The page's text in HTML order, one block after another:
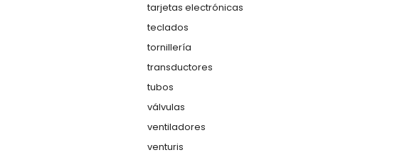
tarjetas electrónicas
teclados
tornillería
transductores
tubos
válvulas
ventiladores
venturis